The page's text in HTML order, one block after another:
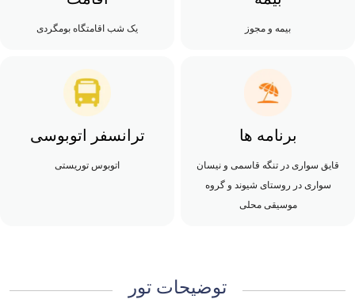
بیمه و مجوز یک شب اقامتگاه بومگردی
برنامه ها
قایق سواری در تنگه قاسمی و نیسان
سواری در روستای شیوند و گروه
موسیقی محلی
ترانسفر اتوبوسی
اتوبوس توریستی
توضیحات تور